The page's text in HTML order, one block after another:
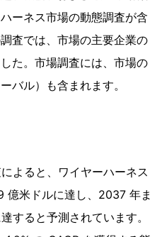
ーネス市場の動態調査が含
査では、市場の主要企業の
た。市場調査には、市場の
バル）も含まれます。
よると、ワイヤーハーネス
米ドルに達し、2037 年ま
すると予測されています。